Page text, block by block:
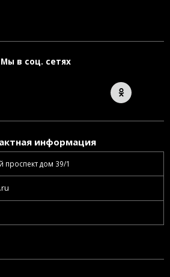
Мы в соц. сетях
информация
проспект дом 39/1